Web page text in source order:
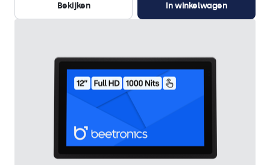
Bekijken
In winkelwagen